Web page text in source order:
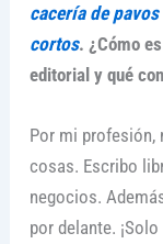
cacería de
cortos. ¿Cómo
editorial y qué
Por mi profesión,
cosas. Escribo
negocios.
por delante.